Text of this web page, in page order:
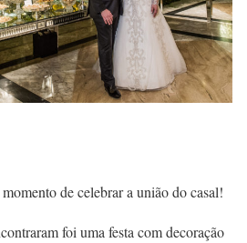
de celebrar a união do casal!
foi uma festa com decoração